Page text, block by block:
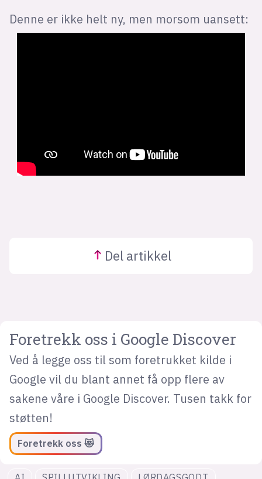
Denne er ikke helt ny, men morsom uansett:
Del artikkel
Foretrekk oss i Google Discover
Ved å legge oss til som foretrukket kilde i
Google vil du blant annet få opp flere av
sakene våre i Google Discover. Tusen takk for
støtten!
Foretrekk oss 😻